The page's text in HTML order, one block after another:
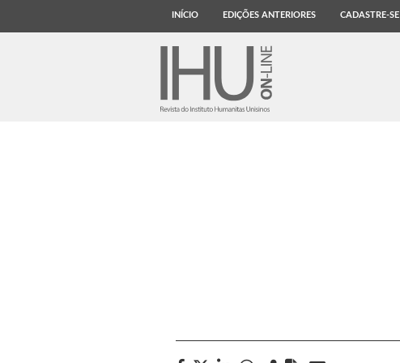
INÍCIO EDIÇÕES ANTERIORES CADASTRE-SE